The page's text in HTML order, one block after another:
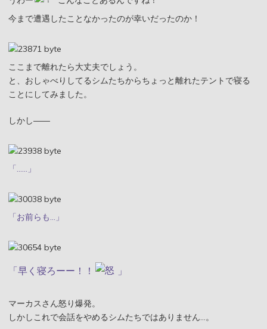
今まで遭遇したことなかったのが幸いだったのか！
ここまで離れたら大丈夫でしょう。
と、おしゃべりしてるシムたちからちょっと離れたテントで寝る
ことにしてみました。
しかし――
「……」
「お前らも…」
「早く寝ろーー！！ 」
マーカスさん怒り爆発。
しかしこれで会話をやめるシムたちではありません…。